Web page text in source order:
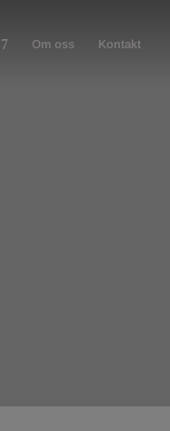
Om oss Kontakt